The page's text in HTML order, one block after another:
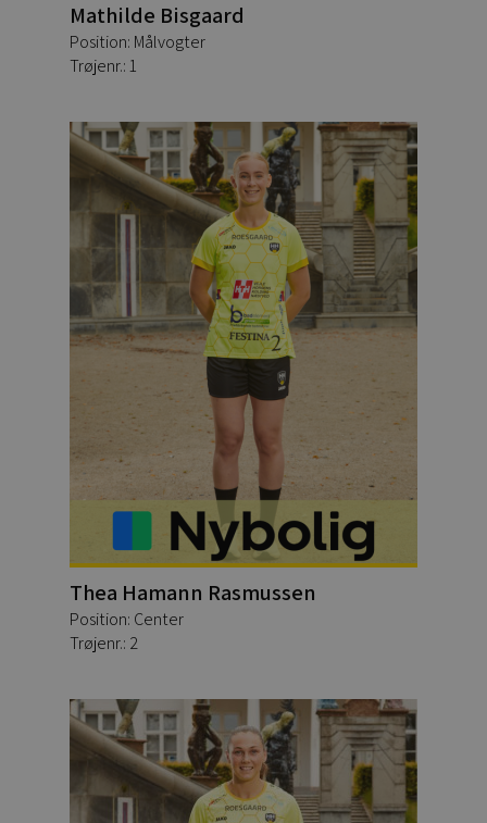
Mathilde Bisgaard
Position: Målvogter
Trøjenr.: 1
Thea Hamann Rasmussen
Position: Center
Trøjenr.: 2